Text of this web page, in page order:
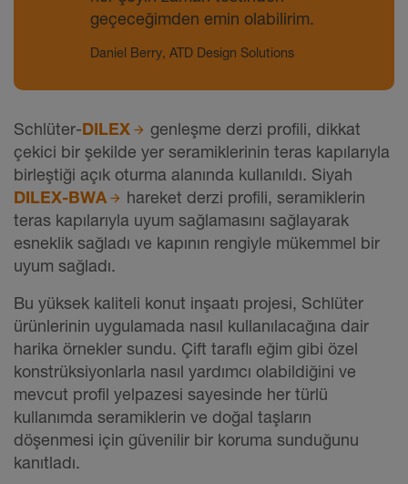
geçeceğimden emin olabilirim.
Daniel Berry, ATD Design Solutions
Schlüter-DILEX
genleşme derzi profili, dikkat
çekici bir şekilde yer seramiklerinin teras kapılarıyla
birleştiği açık oturma alanında kullanıldı. Siyah
DILEX-BWA
hareket derzi profili, seramiklerin
teras kapılarıyla uyum sağlamasını sağlayarak
esneklik sağladı ve kapının rengiyle mükemmel bir
uyum sağladı.
Bu yüksek kaliteli konut inşaatı projesi, Schlüter
ürünlerinin uygulamada nasıl kullanılacağına dair
harika örnekler sundu. Çift taraflı eğim gibi özel
konstrüksiyonlarla nasıl yardımcı olabildiğini ve
mevcut profil yelpazesi sayesinde her türlü
kullanımda seramiklerin ve doğal taşların
döşenmesi için güvenilir bir koruma sunduğunu
kanıtladı.